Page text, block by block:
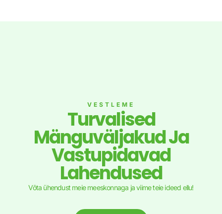
VESTLEME
Turvalised
Mänguväljakud Ja
Vastupidavad
Lahendused
Võta ühendust meie meeskonnaga ja viime teie ideed ellu!